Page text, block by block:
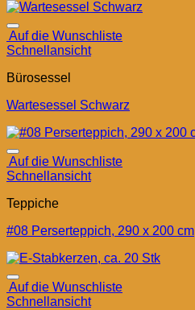
Auf die Wunschliste
Schnellansicht
Bürosessel
Wartesessel Schwarz
Auf die Wunschliste
Schnellansicht
Teppiche
#08 Perserteppich, 290 x 200 cm
Auf die Wunschliste
Schnellansicht